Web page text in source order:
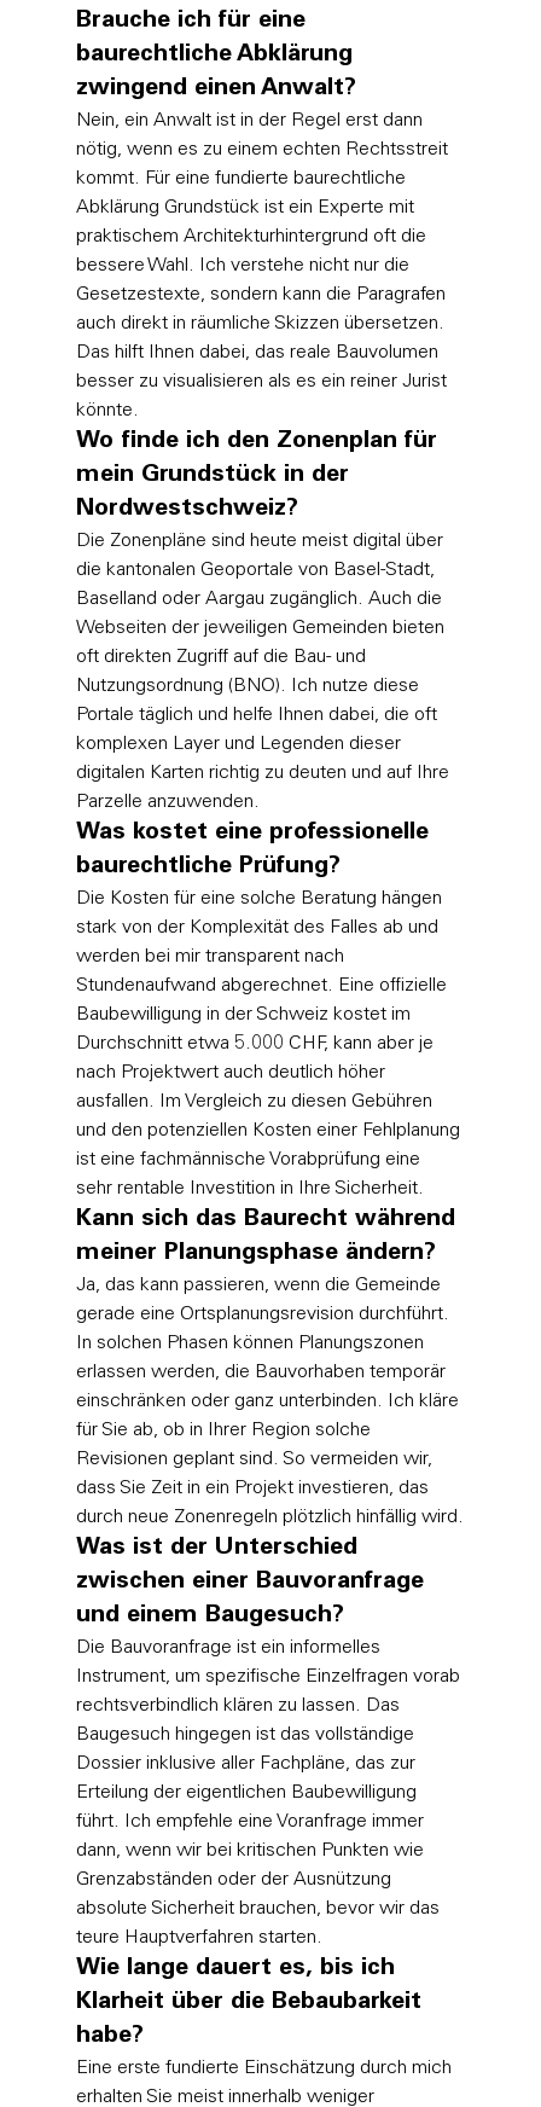
Brauche ich für eine
baurechtliche Abklärung
zwingend einen Anwalt?
Nein, ein Anwalt ist in der Regel erst dann
nötig, wenn es zu einem echten Rechtsstreit
kommt. Für eine fundierte baurechtliche
Abklärung Grundstück ist ein Experte mit
praktischem Architekturhintergrund oft die
bessere Wahl. Ich verstehe nicht nur die
Gesetzestexte, sondern kann die Paragrafen
auch direkt in räumliche Skizzen übersetzen.
Das hilft Ihnen dabei, das reale Bauvolumen
besser zu visualisieren als es ein reiner Jurist
könnte.
Wo finde ich den Zonenplan für
mein Grundstück in der
Nordwestschweiz?
Die Zonenpläne sind heute meist digital über
die kantonalen Geoportale von Basel-Stadt,
Baselland oder Aargau zugänglich. Auch die
Webseiten der jeweiligen Gemeinden bieten
oft direkten Zugriff auf die Bau- und
Nutzungsordnung (BNO). Ich nutze diese
Portale täglich und helfe Ihnen dabei, die oft
komplexen Layer und Legenden dieser
digitalen Karten richtig zu deuten und auf Ihre
Parzelle anzuwenden.
Was kostet eine professionelle
baurechtliche Prüfung?
Die Kosten für eine solche Beratung hängen
stark von der Komplexität des Falles ab und
werden bei mir transparent nach
Stundenaufwand abgerechnet. Eine offizielle
Baubewilligung in der Schweiz kostet im
Durchschnitt etwa 5.000 CHF, kann aber je
nach Projektwert auch deutlich höher
ausfallen. Im Vergleich zu diesen Gebühren
und den potenziellen Kosten einer Fehlplanung
ist eine fachmännische Vorabprüfung eine
sehr rentable Investition in Ihre Sicherheit.
Kann sich das Baurecht während
meiner Planungsphase ändern?
Ja, das kann passieren, wenn die Gemeinde
gerade eine Ortsplanungsrevision durchführt.
In solchen Phasen können Planungszonen
erlassen werden, die Bauvorhaben temporär
einschränken oder ganz unterbinden. Ich kläre
für Sie ab, ob in Ihrer Region solche
Revisionen geplant sind. So vermeiden wir,
dass Sie Zeit in ein Projekt investieren, das
durch neue Zonenregeln plötzlich hinfällig wird.
Was ist der Unterschied
zwischen einer Bauvoranfrage
und einem Baugesuch?
Die Bauvoranfrage ist ein informelles
Instrument, um spezifische Einzelfragen vorab
rechtsverbindlich klären zu lassen. Das
Baugesuch hingegen ist das vollständige
Dossier inklusive aller Fachpläne, das zur
Erteilung der eigentlichen Baubewilligung
führt. Ich empfehle eine Voranfrage immer
dann, wenn wir bei kritischen Punkten wie
Grenzabständen oder der Ausnützung
absolute Sicherheit brauchen, bevor wir das
teure Hauptverfahren starten.
Wie lange dauert es, bis ich
Klarheit über die Bebaubarkeit
habe?
Eine erste fundierte Einschätzung durch mich
erhalten Sie meist innerhalb weniger